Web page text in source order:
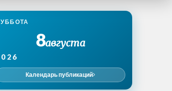
8августа
Календарь публикаций